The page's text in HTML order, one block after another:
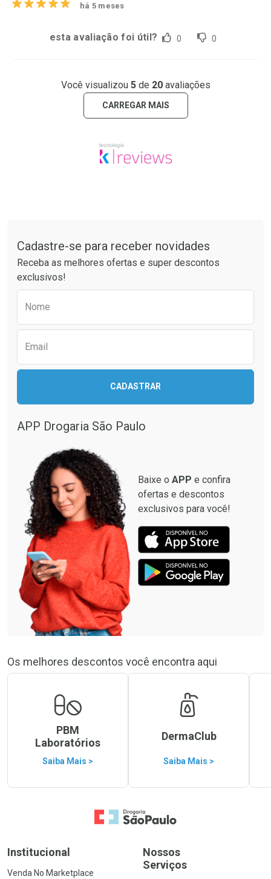
há 5 meses
esta avaliação foi útil? 0 0
Você visualizou 5de 20avaliações
CARREGAR MAIS
Cadastre-se para receber novidades
Receba as melhores ofertas e super descontos
exclusivos!
Nome
Email
CADASTRAR
APP Drogaria São Paulo
Baixe o APP e confira
ofertas e descontos
exclusivos para você!
Os melhores descontos você encontra aqui
PBM
Laboratórios
Saiba Mais >
DermaClub
Saiba Mais >
Ir para a Home
Institucional
Venda No Marketplace
Nossos
Serviços